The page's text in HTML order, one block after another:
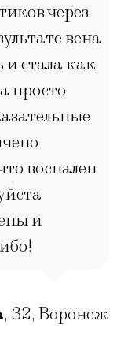
через
вена
и стала как
просто
воспален
и
, 32, Воронеж